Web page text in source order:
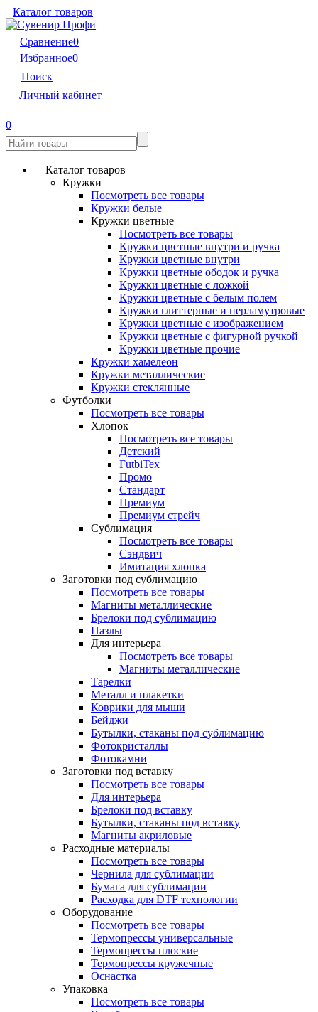
Каталог товаров
Сравнение0
Избранное0
Поиск
Личный кабинет
0
Каталог товаров
Кружки
Посмотреть все товары
Кружки белые
Кружки цветные
Посмотреть все товары
Кружки цветные внутри и ручка
Кружки цветные внутри
Кружки цветные ободок и ручка
Кружки цветные с ложкой
Кружки цветные с белым полем
Кружки глиттерные и перламутровые
Кружки цветные с изображением
Кружки цветные с фигурной ручкой
Кружки цветные прочие
Кружки хамелеон
Кружки металлические
Кружки стеклянные
Футболки
Посмотреть все товары
Хлопок
Посмотреть все товары
Детский
FutbiTex
Промо
Стандарт
Премиум
Премиум стрейч
Сублимация
Посмотреть все товары
Сэндвич
Имитация хлопка
Заготовки под сублимацию
Посмотреть все товары
Магниты металлические
Брелоки под сублимацию
Пазлы
Для интерьера
Посмотреть все товары
Магниты металлические
Тарелки
Металл и плакетки
Коврики для мыши
Бейджи
Бутылки, стаканы под сублимацию
Фотокристаллы
Фотокамни
Заготовки под вставку
Посмотреть все товары
Для интерьера
Брелоки под вставку
Бутылки, стаканы под вставку
Магниты акриловые
Расходные материалы
Посмотреть все товары
Чернила для сублимации
Бумага для сублимации
Расходка для DTF технологии
Оборудование
Посмотреть все товары
Термопрессы универсальные
Термопрессы плоские
Термопрессы кружечные
Оснастка
Упаковка
Посмотреть все товары